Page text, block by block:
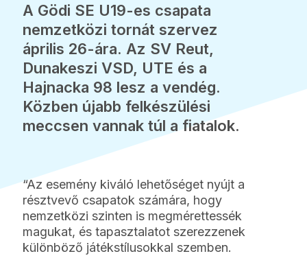
A Gödi SE U19-es csapata
nemzetközi tornát szervez
április 26-ára. Az SV Reut,
Dunakeszi VSD, UTE és a
Hajnacka 98 lesz a vendég.
Közben újabb felkészülési
meccsen vannak túl a fiatalok.
“Az esemény kiváló lehetőséget nyújt a
résztvevő csapatok számára, hogy
nemzetközi szinten is megmérettessék
magukat, és tapasztalatot szerezzenek
különböző játékstílusokkal szemben.